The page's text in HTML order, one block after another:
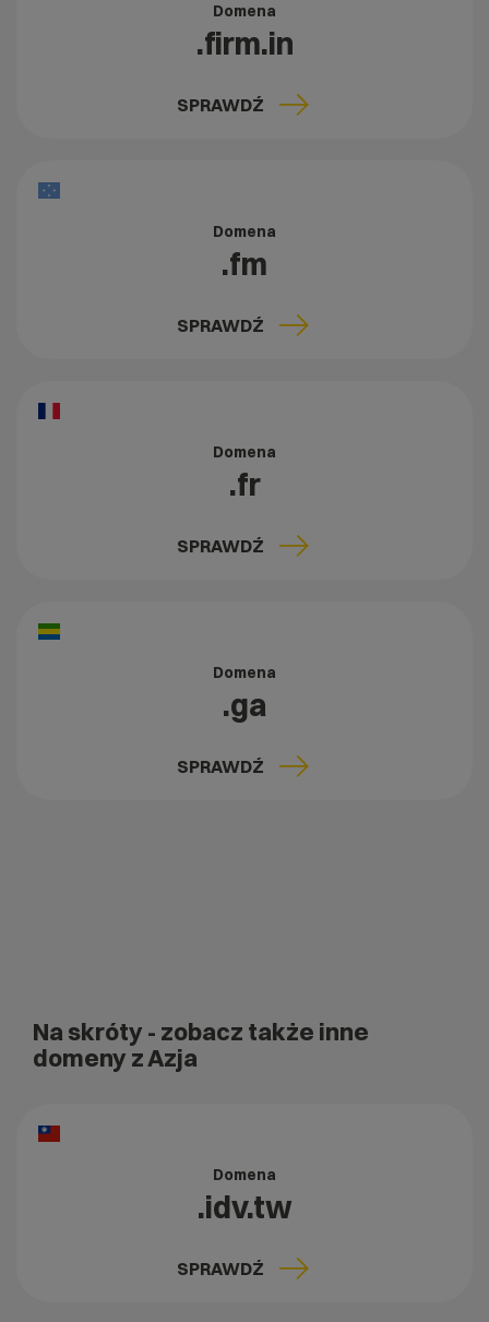
Domena
.firm.in
SPRAWDŹ
Domena
.fm
SPRAWDŹ
Domena
.fr
SPRAWDŹ
Domena
.ga
SPRAWDŹ
Na skróty - zobacz także inne
domeny z Azja
Domena
.idv.tw
SPRAWDŹ